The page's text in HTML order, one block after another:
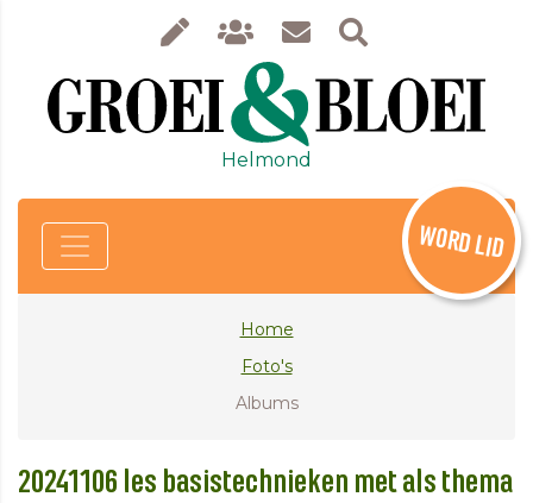
Helmond
WORD LID
Home
Foto's
Albums
20241106 les basistechnieken met als thema